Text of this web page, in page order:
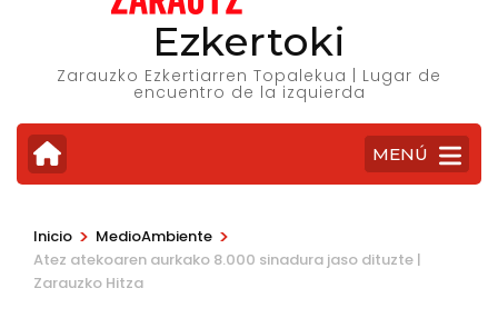
Ezkertoki
Zarauzko Ezkertiarren Topalekua | Lugar de
encuentro de la izquierda
MENÚ
Inicio > MedioAmbiente >
Atez atekoaren aurkako 8.000 sinadura jaso dituzte |
Zarauzko Hitza